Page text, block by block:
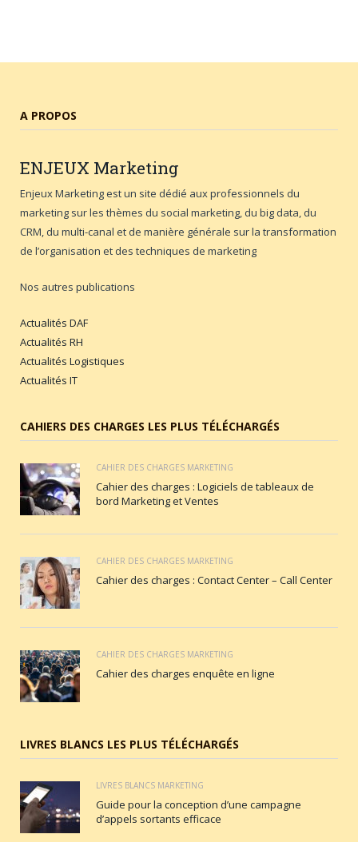
A PROPOS
ENJEUX Marketing
Enjeux Marketing est un site dédié aux professionnels du
marketing sur les thèmes du social marketing, du big data, du
CRM, du multi-canal et de manière générale sur la transformation
de l’organisation et des techniques de marketing
Nos autres publications
Actualités DAF
Actualités RH
Actualités Logistiques
Actualités IT
CAHIERS DES CHARGES LES PLUS TÉLÉCHARGÉS
CAHIER DES CHARGES MARKETING
Cahier des charges : Logiciels de tableaux de
bord Marketing et Ventes
CAHIER DES CHARGES MARKETING
Cahier des charges : Contact Center – Call Center
CAHIER DES CHARGES MARKETING
Cahier des charges enquête en ligne
LIVRES BLANCS LES PLUS TÉLÉCHARGÉS
LIVRES BLANCS MARKETING
Guide pour la conception d’une campagne
d’appels sortants efficace